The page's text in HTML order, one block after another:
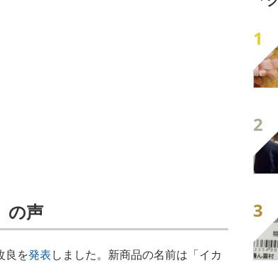
の声
良を発表 しました。新商品の名前は「イカ
1
2
3